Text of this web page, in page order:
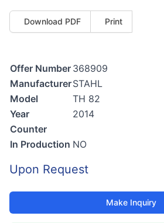
Download PDF Print
Offer Number 368909
ManufacturerSTAHL
Model
TH 82
Year
2014
Counter
In Production NO
Upon Request
Make Inquiry